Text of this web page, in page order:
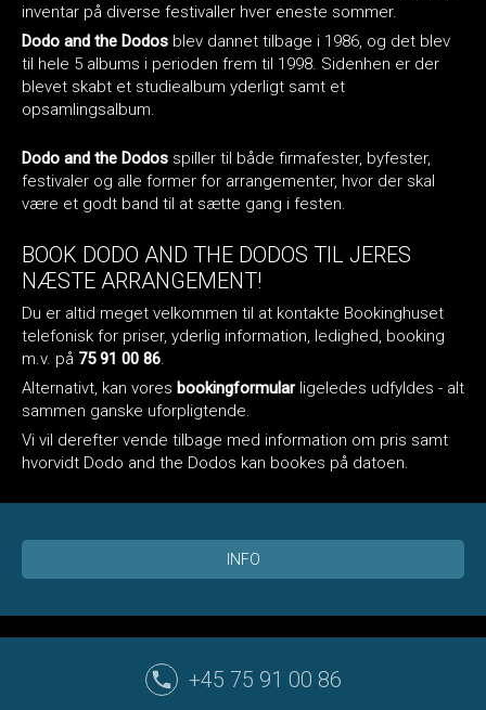
inventar på diverse festivaller hver eneste sommer.
Dodo and the Dodos blev dannet tilbage i 1986, og det blev
til hele 5 albums i perioden frem til 1998. Sidenhen er der
blevet skabt et studiealbum yderligt samt et
opsamlingsalbum.
Dodo and the Dodos spiller til både firmafester, byfester,
festivaler og alle former for arrangementer, hvor der skal
være et godt band til at sætte gang i festen.
BOOK DODO AND THE DODOS TIL JERES
NÆSTE ARRANGEMENT!
Du er altid meget velkommen til at kontakte Bookinghuset
telefonisk for priser, yderlig information, ledighed, booking
m.v. på 75 91 00 86.
Alternativt, kan vores bookingformularligeledes udfyldes - alt
sammen ganske uforpligtende.
Vi vil derefter vende tilbage med information om pris samt
hvorvidt Dodo and the Dodos kan bookes på datoen.
INFO
+45 75 91 00 86